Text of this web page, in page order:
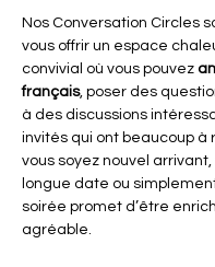
Nos Conversation Circles
vous offrir un espace
convivial où vous pouvez
français, poser des
à des discussions
invités qui ont beaucoup à
vous soyez nouvel
longue date ou
soirée promet d’être
agréable.